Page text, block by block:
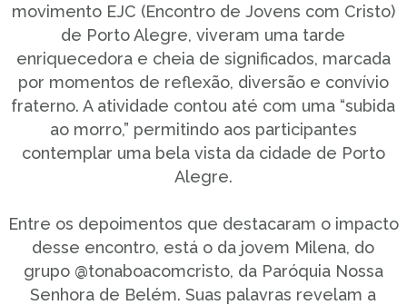
movimento EJC (Encontro de Jovens com Cristo)
de Porto Alegre, viveram uma tarde
enriquecedora e cheia de significados, marcada
por momentos de reflexão, diversão e convívio
fraterno. A atividade contou até com uma “subida
ao morro,” permitindo aos participantes
contemplar uma bela vista da cidade de Porto
Alegre.
Entre os depoimentos que destacaram o impacto
desse encontro, está o da jovem Milena, do
grupo @tonaboacomcristo, da Paróquia Nossa
Senhora de Belém. Suas palavras revelam a